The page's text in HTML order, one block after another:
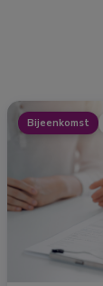
Bijeenkomst